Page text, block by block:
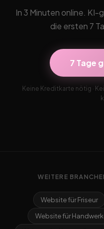
In 3 Minuten online.
die ersten 7
7 Tage
Keine Kreditkarte nötig ·
WEITERE
Website für Friseur
Website für